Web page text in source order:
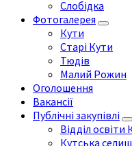
Слобідка
Фотогалерея
Кути
Старі Кути
Тюдів
Малий Рожин
Оголошення
Вакансії
Публічні закупівлі
Відділ освіти
Кутська